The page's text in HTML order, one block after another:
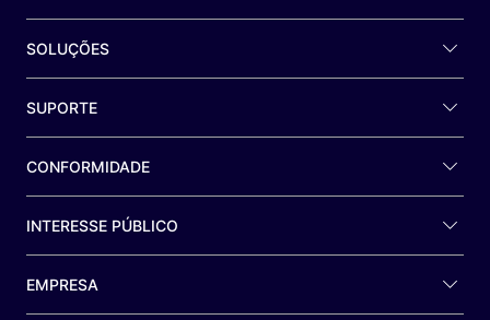
SOLUÇÕES
SUPORTE
CONFORMIDADE
INTERESSE PÚBLICO
EMPRESA